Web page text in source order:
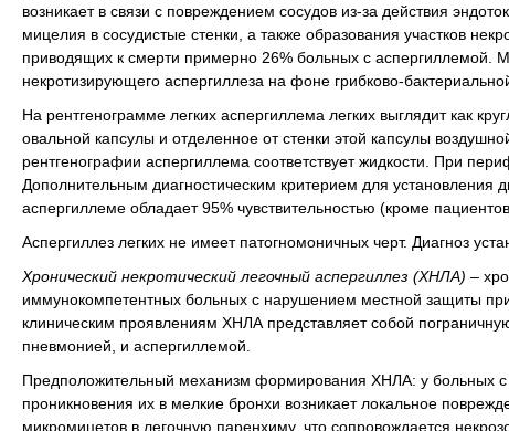
возникает в связи с повреждением сосудов из-за действия
мицелия в сосудистые стенки, а также образования участков
приводящих к смерти примерно 26% больных с аспергиллемой.
некротизирующего аспергиллеза на фоне грибково-
На рентгенограмме легких аспергиллема легких выглядит как
овальной капсулы и отделенное от стенки этой капсулы
рентгенографии аспергиллема соответствует жидкости. При
Дополнительным диагностическим критерием для установления
аспергиллеме обладает 95% чувствительностью (кроме
Аспергиллез легких не имеет патогномоничных черт. Диагноз
Хронический некротический легочный аспергиллез (ХНЛА) –
иммунокомпетентных больных с нарушением местной защиты
клиническим проявлениям ХНЛА представляет собой
пневмонией, и аспергиллемой.
Предположительный механизм формирования ХНЛА: у больных
проникновения их в мелкие бронхи возникает локальное
микромицетов в легочную паренхиму, что сопровождается